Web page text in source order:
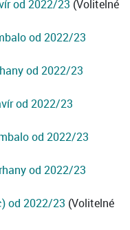
od 2022/23 (Volitelné
od 2022/23
od 2022/23
od 2022/23
od 2022/23
od 2022/23
od 2022/23 (Volitelné